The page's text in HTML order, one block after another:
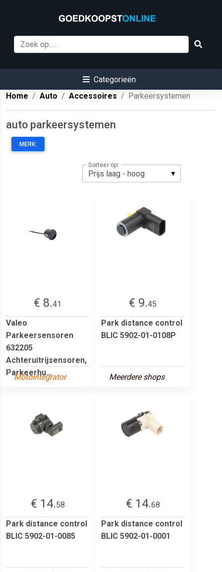
Categorieën
Home
Auto Accessoires Parkeersystemen
auto parkeersystemen
MERK:
Sorteer op:
€ 8.41
Valeo
Parkeersensoren
632205
Achteruitrijsensoren,
Parkeerhu...
Motointegrator
€ 9.45
Park distance control
BLIC 5902-01-0108P
Meerdere shops
€ 14.58
Park distance control
BLIC 5902-01-0085
€ 14.68
Park distance control
BLIC 5902-01-0001